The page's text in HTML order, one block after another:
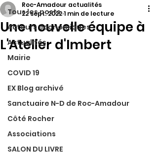
Tous les posts
Acteurs économiques
Actualités
Mairie
COVID 19
EX Blog archivé
Sanctuaire N-D de Roc-Amadour
Côté Rocher
Associations
SALON DU LIVRE
Une nouvelle équipe à
L'Atelier d'Imbert
Roc-Amadour actualités
22 sept. 20221 min de lecture